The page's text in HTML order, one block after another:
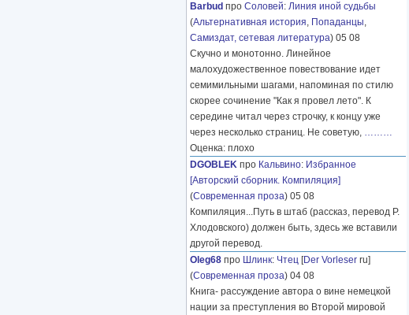
Barbud про Соловей: Линия иной судьбы
(Альтернативная история, Попаданцы,
Самиздат, сетевая литература) 05 08
Скучно и монотонно. Линейное
малохудожественное повествование идет
семимильными шагами, напоминая по стилю
скорее сочинение "Как я провел лето". К
середине читал через строчку, к концу уже
через несколько страниц. Не советую, ………
Оценка: плохо
DGOBLEK про Кальвино: Избранное
[Авторский сборник. Компиляция]
(Современная проза) 05 08
Компиляция...Путь в штаб (рассказ, перевод Р.
Хлодовского) должен быть, здесь же вставили
другой перевод.
Oleg68 про Шлинк: Чтец [Der Vorleser ru]
(Современная проза) 04 08
Книга- рассуждение автора о вине немецкой
нации за преступления во Второй мировой